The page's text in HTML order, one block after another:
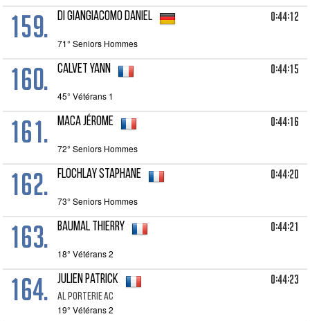
159. DI GIANGIACOMO Daniel 0:44:12
71° Seniors Hommes
160. CALVET Yann 0:44:15
45° Vétérans 1
161. MACA Jérome 0:44:16
72° Seniors Hommes
162. FLOCHLAY Staphane 0:44:20
73° Seniors Hommes
163. BAUMAL Thierry 0:44:21
18° Vétérans 2
164. JULIEN Patrick
Al Porterie Ac
0:44:23
19° Vétérans 2